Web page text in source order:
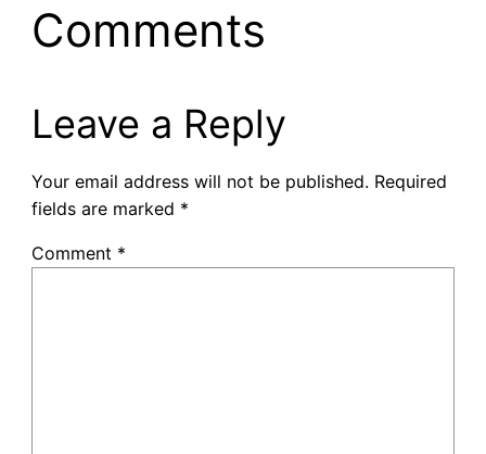
Comments
Leave a Reply
Your email address will not be published. Required
fields are marked *
Comment *